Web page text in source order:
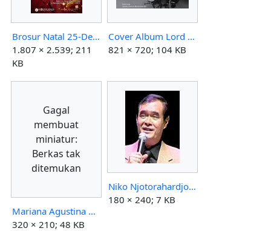
Brosur Natal 25-Des-09 Sore.jpg
1.807 × 2.539; 211
KB
Cover Album Lord I Worship You (Volume 9).jpg
821 × 720; 104 KB
Gagal
membuat
miniatur:
Berkas tak
ditemukan
Mariana Agustina Njotorahardjo.jpg
320 × 210; 48 KB
Niko Njotorahardjo 081225-60.jpg
180 × 240; 7 KB